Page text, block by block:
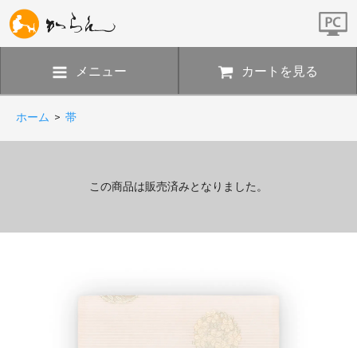
メニュー カートを見る
ホーム > 帯
この商品は販売済みとなりました。